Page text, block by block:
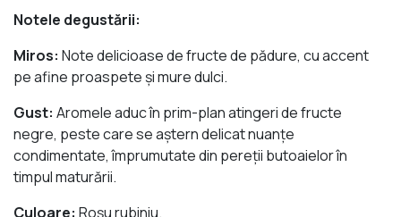
Notele degustării:
Miros: Note delicioase de fructe de pădure, cu accent
pe afine proaspete şi mure dulci.
Gust: Aromele aduc în prim-plan atingeri de fructe
negre, peste care se aştern delicat nuanţe
condimentate, împrumutate din pereţii butoaielor în
timpul maturării.
Culoare: Roşu rubiniu.